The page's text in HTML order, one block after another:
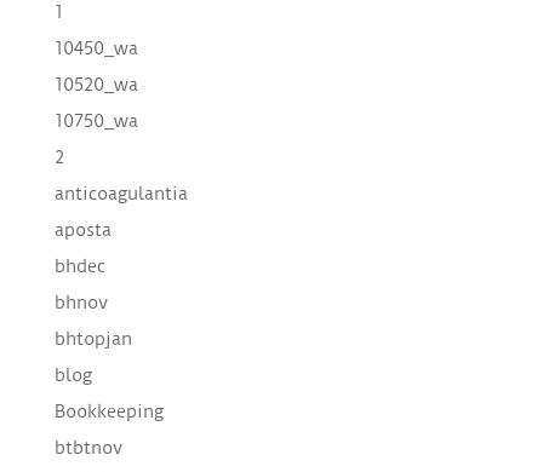
1
10450_wa
10520_wa
10750_wa
2
anticoagulantia
aposta
bhdec
bhnov
bhtopjan
blog
Bookkeeping
btbtnov